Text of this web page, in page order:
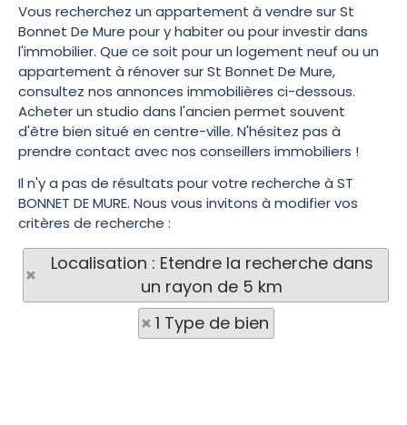
Vous recherchez un appartement à vendre sur St
Bonnet De Mure pour y habiter ou pour investir dans
l'immobilier. Que ce soit pour un logement neuf ou un
appartement à rénover sur St Bonnet De Mure,
consultez nos annonces immobilières ci-dessous.
Acheter un studio dans l'ancien permet souvent
d'être bien situé en centre-ville. N'hésitez pas à
prendre contact avec nos conseillers immobiliers !
Il n'y a pas de résultats pour votre recherche à ST
BONNET DE MURE. Nous vous invitons à modifier vos
critères de recherche :
Localisation : Etendre la recherche dans
un rayon de 5 km
1 Type de bien